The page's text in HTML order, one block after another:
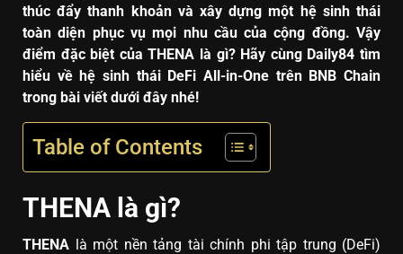
thúc đẩy thanh khoản và xây dựng một hệ sinh thái
toàn diện phục vụ mọi nhu cầu của cộng đồng. Vậy
điểm đặc biệt của THENA là gì? Hãy cùng Daily84 tìm
hiểu về hệ sinh thái DeFi All-in-One trên BNB Chain
trong bài viết dưới đây nhé!
Table of Contents
THENA là gì?
THENA là một nền tảng tài chính phi tập trung (DeFi)